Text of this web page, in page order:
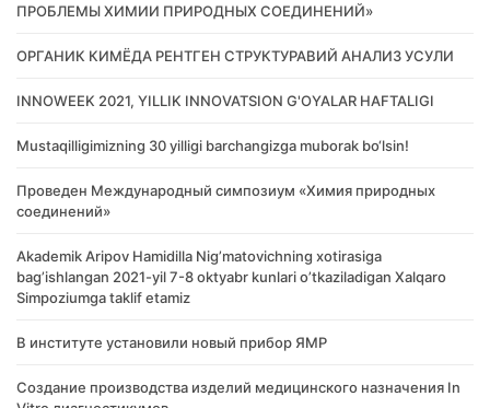
ПРОБЛЕМЫ ХИМИИ ПРИРОДНЫХ СОЕДИНЕНИЙ»
ОРГАНИК КИМЁДА РЕНТГЕН СТРУКТУРАВИЙ АНАЛИЗ УСУЛИ
INNOWEEK 2021, YILLIK INNOVATSION G'OYALAR HAFTALIGI
Mustaqilligimizning 30 yilligi barchangizga muborak bo‘lsin!
Проведен Международный симпозиум «Химия природных
соединений»
Akademik Аripov Hamidilla Nigʼmatovichning xotirasiga
bagʼishlangan 2021-yil 7-8 oktyabr kunlari oʼtkaziladigan Xalqaro
Simpoziumga taklif etamiz
В институте установили новый прибор ЯМР
Создание производства изделий медицинского назначения In